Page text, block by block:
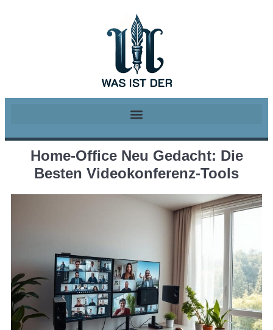
Home-Office Neu Gedacht: Die
Besten Videokonferenz-Tools